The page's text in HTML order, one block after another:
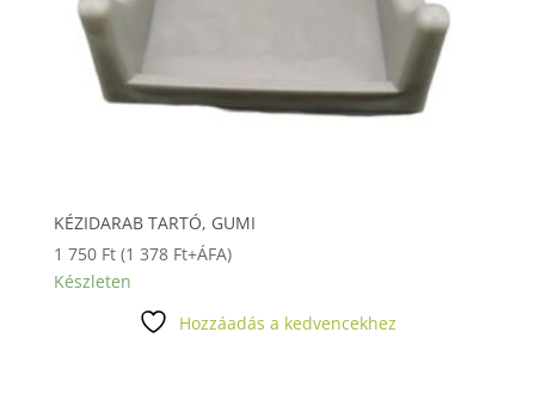
KÉZIDARAB TARTÓ, GUMI
1 750 Ft (1 378 Ft+ÁFA)
Készleten
Hozzáadás a kedvencekhez